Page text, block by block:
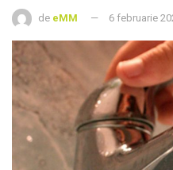
de eMM 6 februarie